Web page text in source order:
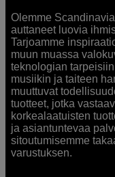
Olemme
auttaneet luovia
Tarjoamme
muun muassa
teknologian
musiikin ja taiteen
muuttuvat
tuotteet, jotka
korkealaatuisten
ja asiantuntevaa
sitoutumisemme
varustuksen.